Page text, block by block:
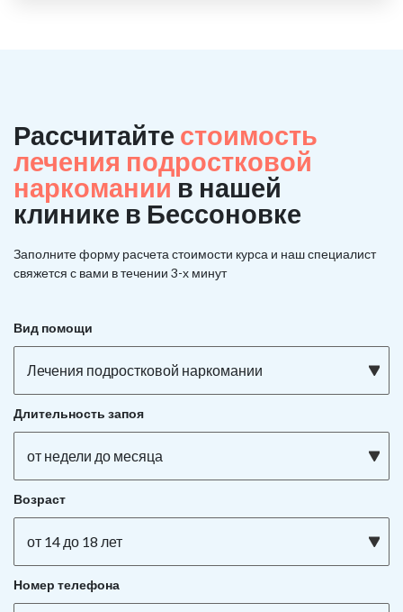
Рассчитайте стоимость
лечения подростковой
наркоманиив нашей
клинике в Бессоновке
Заполните форму расчета стоимости курса и наш специалист
свяжется с вами в течении 3-х минут
Вид помощи
Лечения подростковой наркомании
Длительность запоя
от недели до месяца
Возраст
от 14 до 18 лет
Номер телефона